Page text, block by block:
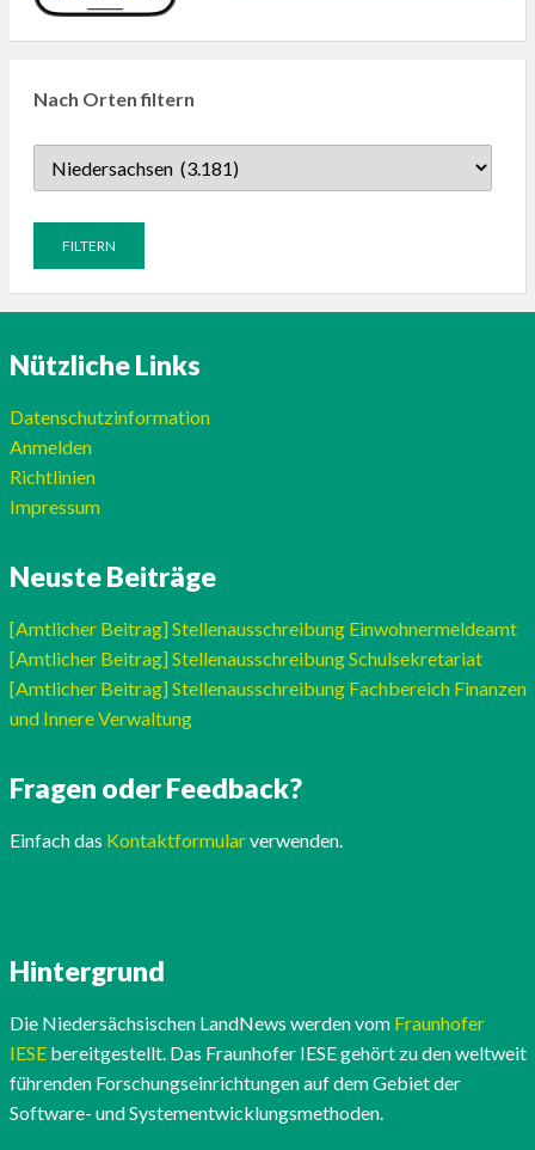
Nach Orten filtern
Nützliche Links
Datenschutzinformation
Anmelden
Richtlinien
Impressum
Neuste Beiträge
[Amtlicher Beitrag] Stellenausschreibung Einwohnermeldeamt
[Amtlicher Beitrag] Stellenausschreibung Schulsekretariat
[Amtlicher Beitrag] Stellenausschreibung Fachbereich Finanzen
und Innere Verwaltung
Fragen oder Feedback?
Einfach das Kontaktformularverwenden.
Hintergrund
Die Niedersächsischen LandNews werden vom Fraunhofer
IESEbereitgestellt. Das Fraunhofer IESE gehört zu den weltweit
führenden Forschungseinrichtungen auf dem Gebiet der
Software- und Systementwicklungsmethoden.